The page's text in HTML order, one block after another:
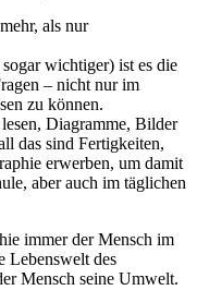
als nur
wichtiger) ist es die
– nicht nur im
zu können.
Diagramme, Bilder
das sind Fertigkeiten,
erwerben, um damit
aber auch im täglichen
immer der Mensch im
Lebenswelt des
Mensch seine Umwelt.